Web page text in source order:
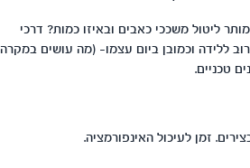
ליטול משככי כאבים ובאיזו כמות? דרכי
ללידה וכמובן ביום עצמו- (מה עושים במקרה
טכניים.